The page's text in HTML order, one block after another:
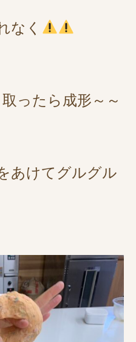
なく
ったら成形～～
あけてグルグル